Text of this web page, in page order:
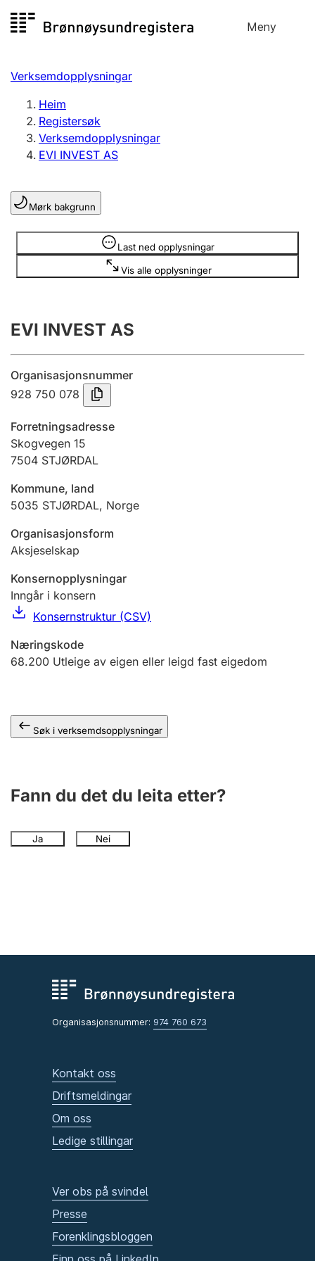
til
Meny
Registersøk
Aksjeselskap
Enkeltpersonføretak
Registrere, endre, slette
Lag og foreining
Registrere, endre, slette
Årsrekneskap
Innsending og forseinkingsgebyr
Jeger
Ektepaktrettleiaren
Andre tema
Verksemdopplysningar
Heim
Registersøk
Verksemdopplysningar
EVI INVEST AS
Mørk bakgrunn
Last ned opplysningar
Vis alle opplysninger
Opplysninger er skjult
EVI INVEST AS
Organisasjonsnummer
928 750 078
Forretningsadresse
Skogvegen 15
7504 STJØRDAL
Kommune, land
5035 STJØRDAL, Norge
Organisasjonsform
Aksjeselskap
Konsernopplysningar
Inngår i konsern
Konsernstruktur (CSV)
Næringskode
68.200 Utleige av eigen eller leigd fast eigedom
Søk i verksemdsopplysningar
Fann du det du leita etter?
Ja Nei
Organisasjonsnummer: 974 760 673
Kontakt oss
Driftsmeldingar
Om oss
Ledige stillingar
Ver obs på svindel
Presse
Forenklingsbloggen